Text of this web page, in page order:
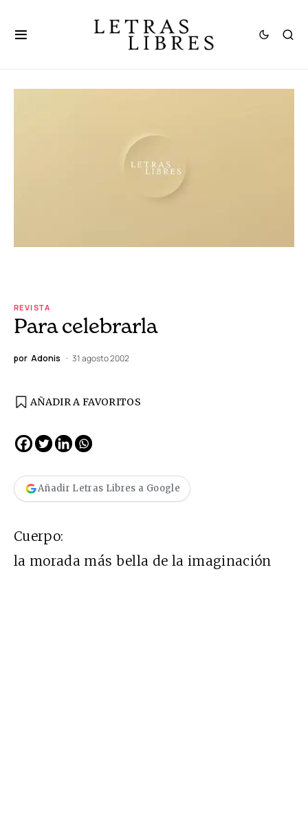
REVISTA
Para celebrarla
por Adonis 31 agosto 2002
AÑADIR A FAVORITOS
Añadir Letras Libres a Google
Cuerpo:
la morada más bella de la imaginación